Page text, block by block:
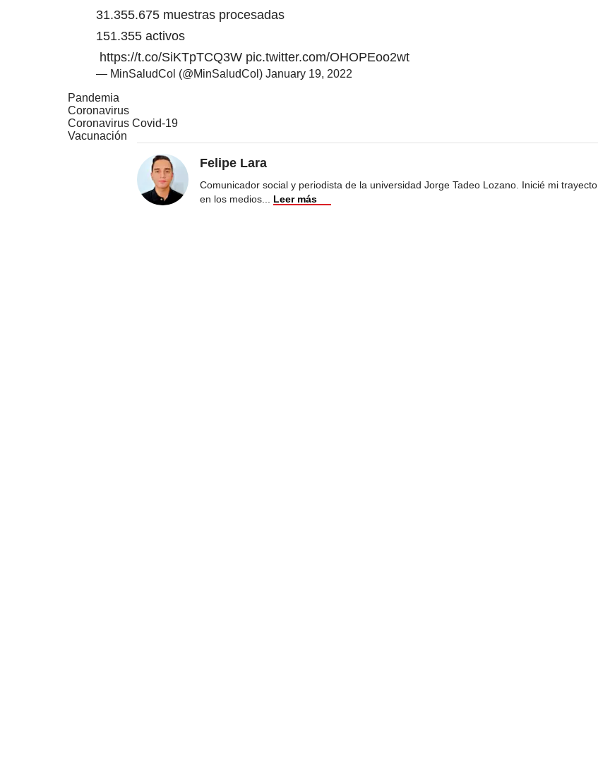
31.355.675 muestras procesadas
151.355 activos
https://t.co/SiKTpTCQ3W pic.twitter.com/OHOPEoo2wt
— MinSaludCol (@MinSaludCol) January 19, 2022
Pandemia
Coronavirus
Coronavirus Covid-19
Vacunación
Felipe Lara
Comunicador social y periodista de la universidad Jorge Tadeo Lozano. Inicié mi trayecto
en los medios
Leer más